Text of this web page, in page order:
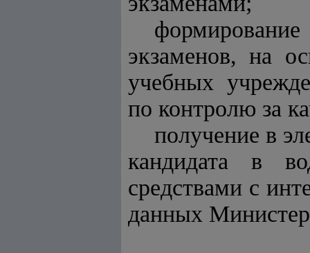
экзаменов, на
учебных
по контролю за
получение в
кандидата в
средствами с
данных